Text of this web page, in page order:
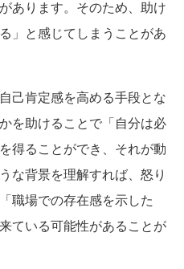
あります。そのため、助け
」と感じてしまうことがあ
己肯定感を高める手段とな
を助けることで「自分は必
得ることができ、それが動
な背景を理解すれば、怒り
職場での存在感を示した
ている可能性があることが